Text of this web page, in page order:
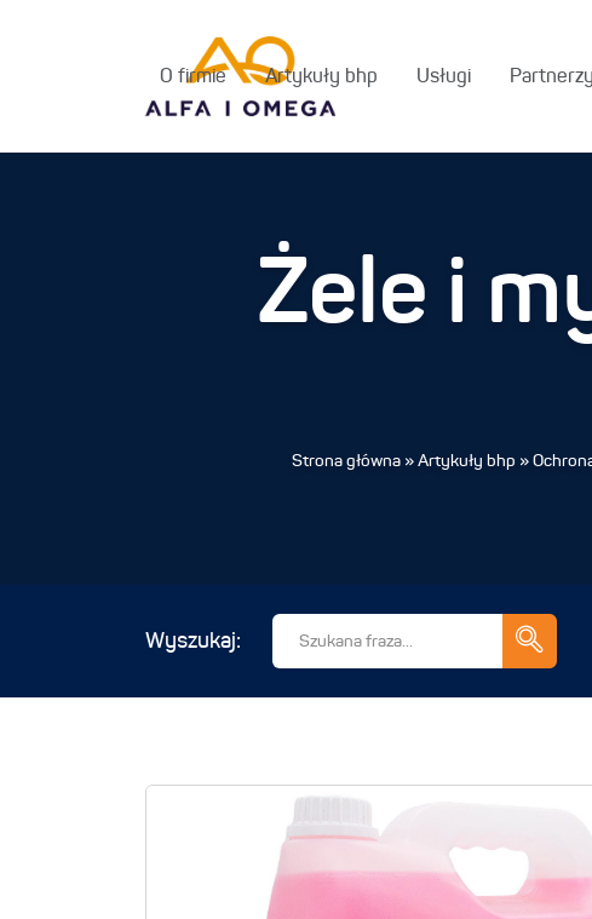
O firmie Artykuły bhp Usługi Partnerzy
Żele i
Strona główna »Artykuły bhp »
Wyszukaj: